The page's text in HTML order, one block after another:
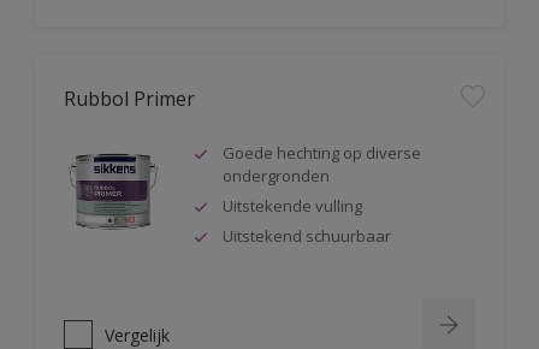
Rubbol Primer
Goede hechting op diverse
ondergronden
Uitstekende vulling
Uitstekend schuurbaar
Vergelijk